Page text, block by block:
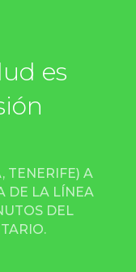
es
TENERIFE) A
DE LA LÍNEA
DEL